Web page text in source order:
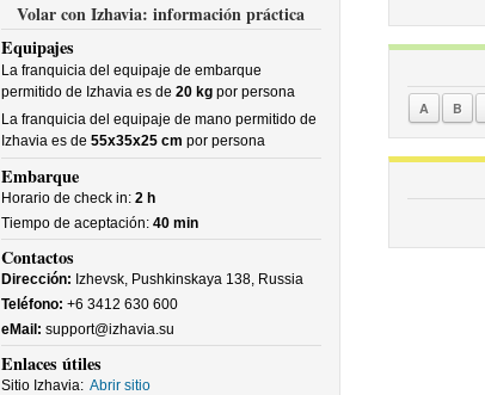
Volar con Izhavia: información práctica
Equipajes
La franquicia del equipaje de embarque
permitido de Izhavia es de 20 kgpor persona
La franquicia del equipaje de mano permitido de
Izhavia es de 55x35x25 cm por persona
Embarque
Horario de check in: 2 h
Tiempo de aceptación: 40 min
Contactos
Dirección: Izhevsk, Pushkinskaya 138, Russia
Teléfono: +6 3412 630 600
eMail: support@izhavia.su
Enlaces útiles
Sitio Izhavia: Abrir sitio
A B